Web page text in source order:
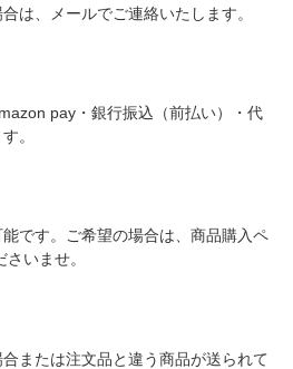
は、メールでご連絡いたします。
pay・銀行振込（前払い）・代
。
です。ご希望の場合は、商品購入ペ
いませ。
または注文品と違う商品が送られて